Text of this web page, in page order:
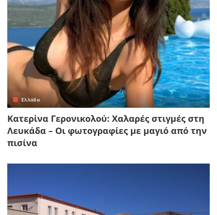
Ελλάδα
Κατερίνα Γερονικολού: Χαλαρές στιγμές στη
Λευκάδα – Οι φωτογραφίες με μαγιό από την
πισίνα